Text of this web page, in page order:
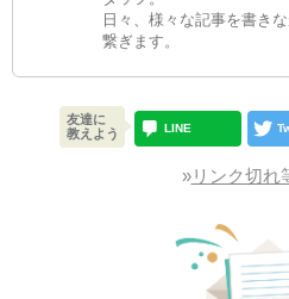
日々、様々な記事を書き
繋ぎます。
友達に
教えよう
LINE
»リンク切れ